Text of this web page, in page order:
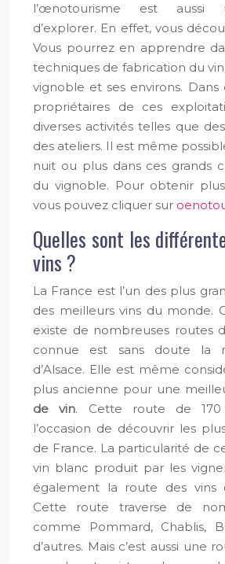
l’œnotourisme est aussi
d’explorer. En effet, vous
Vous pourrez en apprendre
techniques de fabrication du
vignoble et ses environs. Dans
propriétaires de ces
diverses activités telles que
des ateliers. Il est même
nuit ou plus dans ces grands
du vignoble. Pour obtenir plus
vous pouvez cliquer sur
Quelles sont les
vins ?
La France est l’un des plus
des meilleurs vins du monde.
existe de nombreuses routes
connue est sans doute la
d’Alsace. Elle est même
plus ancienne pour une
de vin. Cette route de
l’occasion de découvrir les
de France. La particularité de
vin blanc produit par les
également la route des vins
Cette route traverse de
comme Pommard, Chablis,
d’autres. Mais c’est aussi une